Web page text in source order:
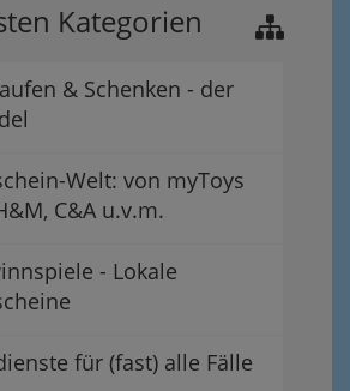
Kategorien
& Schenken - der
Welt: von myToys
C&A u.v.m.
- Lokale
für (fast) alle Fälle